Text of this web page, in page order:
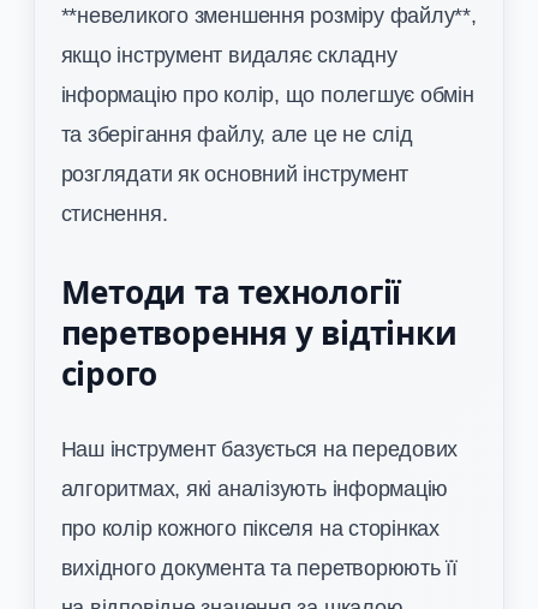
**невеликого зменшення розміру файлу**,
якщо інструмент видаляє складну
інформацію про колір, що полегшує обмін
та зберігання файлу, але це не слід
розглядати як основний інструмент
стиснення.
Методи та технології
перетворення у відтінки
сірого
Наш інструмент базується на передових
алгоритмах, які аналізують інформацію
про колір кожного пікселя на сторінках
вихідного документа та перетворюють її